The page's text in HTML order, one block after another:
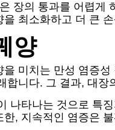
장의 통과를 어렵게
최소화하고 더 큰
양
미치는 만성 염증
합니다. 그 결과, 대
나타나는 것으로 특
, 지속적인 염증은